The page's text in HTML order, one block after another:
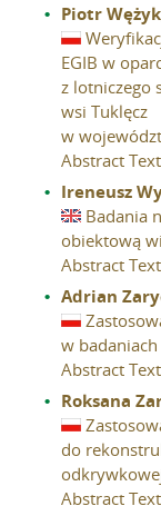
Piotr
EGIB w
z lotniczego
wsi Tuklęcz
w
Abstract
Ireneusz
Badania
obiektową
Abstract
Adrian
w
Abstract
Roksana
do
Abstract